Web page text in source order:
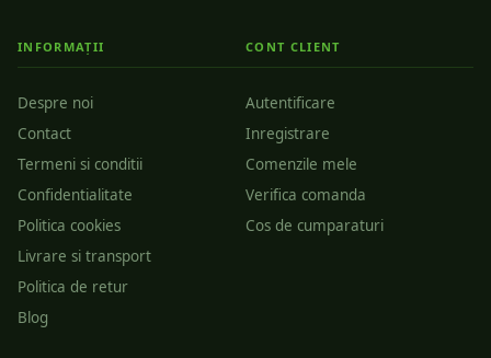
INFORMAȚII
Despre noi
Contact
Termeni si conditii
Confidentialitate
Politica cookies
Livrare si transport
Politica de retur
Blog
CONT CLIENT
Autentificare
Inregistrare
Comenzile mele
Verifica comanda
Cos de cumparaturi